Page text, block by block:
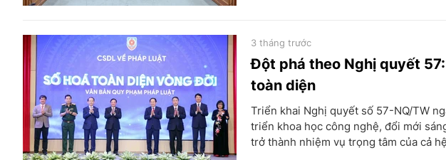
Đột phá theo Nghị quyết
toàn diện
3 tháng trước
Triển khai Nghị quyết số 57-NQ/TW
triển khoa học công nghệ, đổi mới
trở thành nhiệm vụ trọng tâm của cả